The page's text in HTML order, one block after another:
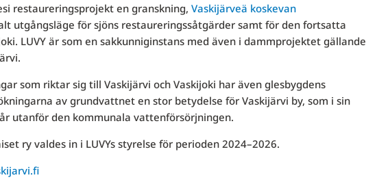
restaureringsprojekt en granskning, Vaskijärveä koskevan
utgångsläge för sjöns restaureringssåtgärder samt för den fortsatta
LUVY är som en sakkunniginstans med även i dammprojektet gällande
som riktar sig till Vaskijärvi och Vaskijoki har även glesbygdens
av grundvattnet en stor betydelse för Vaskijärvi by, som i sin
utanför den kommunala vattenförsörjningen.
ry valdes in i LUVYs styrelse för perioden 2024–2026.